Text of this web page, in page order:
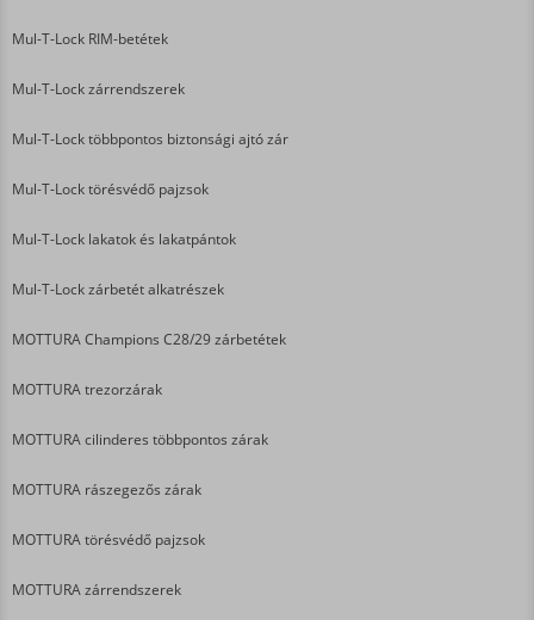
Mul-T-Lock RIM-betétek
Mul-T-Lock zárrendszerek
Mul-T-Lock többpontos biztonsági ajtó zár
Mul-T-Lock törésvédő pajzsok
Mul-T-Lock lakatok és lakatpántok
Mul-T-Lock zárbetét alkatrészek
MOTTURA Champions C28/29 zárbetétek
MOTTURA trezorzárak
MOTTURA cilinderes többpontos zárak
MOTTURA rászegezős zárak
MOTTURA törésvédő pajzsok
MOTTURA zárrendszerek